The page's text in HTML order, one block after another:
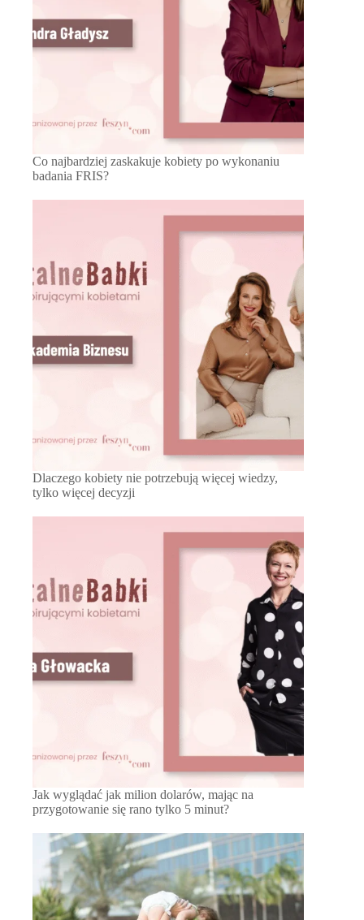
Co najbardziej zaskakuje kobiety po wykonaniu
badania FRIS?
Dlaczego kobiety nie potrzebują więcej wiedzy,
tylko więcej decyzji
Jak wyglądać jak milion dolarów, mając na
przygotowanie się rano tylko 5 minut?